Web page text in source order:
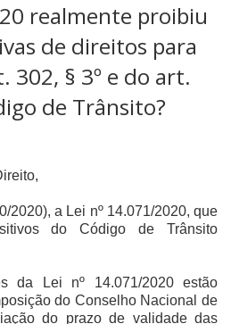
realmente proibiu
de direitos para
302, § 3º e do art.
de Trânsito?
2020), a Lei nº 14.071/2020, que
do Código de Trânsito
da Lei nº 14.071/2020 estão
do Conselho Nacional de
do prazo de validade das